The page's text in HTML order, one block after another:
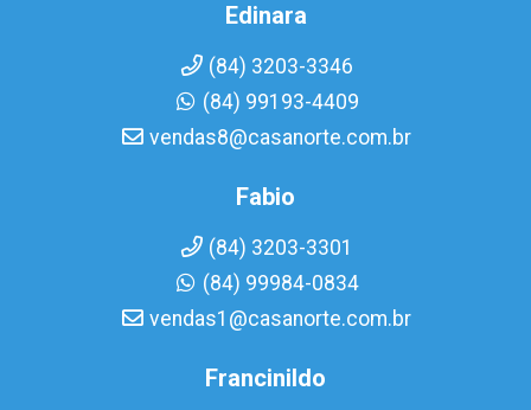
Edinara
(84) 3203-3346
(84) 99193-4409
vendas8@casanorte.com.br
Fabio
(84) 3203-3301
(84) 99984-0834
vendas1@casanorte.com.br
Francinildo